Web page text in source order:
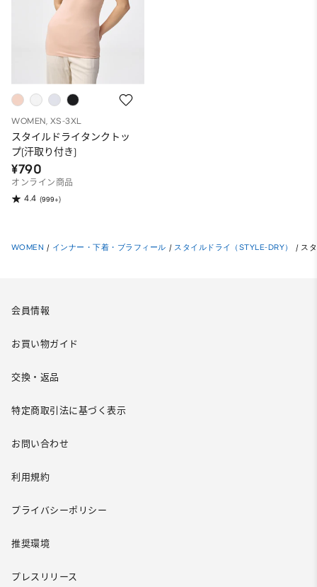
WOMEN, XS-3XL
スタイルドライタンクトッ
プ(汗取り付き)
¥790
オンライン商品
4.4 (999+)
WOMEN / インナー・下着・ブラフィール / スタイルドライ（STYLE-DRY） / ス
会員情報
お買い物ガイド
交換・返品
特定商取引法に基づく表示
お問い合わせ
利用規約
プライバシーポリシー
推奨環境
プレスリリース